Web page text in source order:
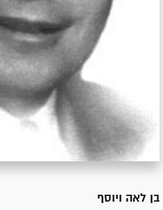
בן לאה ויוסף